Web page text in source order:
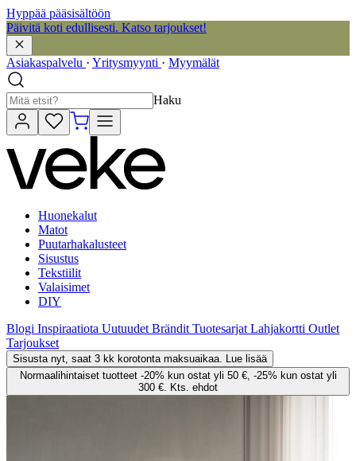
Hyppää pääsisältöön
Päivitä koti edullisesti. Katso tarjoukset!
Asiakaspalvelu · Yritysmyynti · Myymälät
Haku
Huonekalut
Matot
Puutarhakalusteet
Sisustus
Tekstiilit
Valaisimet
DIY
Blogi Inspiraatiota Uutuudet Brändit Tuotesarjat Lahjakortti Outlet
Tarjoukset
Sisusta nyt, saat 3 kk korotonta maksuaikaa. Lue lisää
Normaalihintaiset tuotteet -20% kun ostat yli 50 €, -25% kun ostat yli
300 €. Kts. ehdot